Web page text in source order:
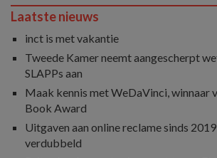
Laatste nieuws
inct is met vakantie
Tweede Kamer neemt aangescherpt
SLAPPs aan
Maak kennis met WeDaVinci, winnaar
Book Award
Uitgaven aan online reclame sinds
verdubbeld